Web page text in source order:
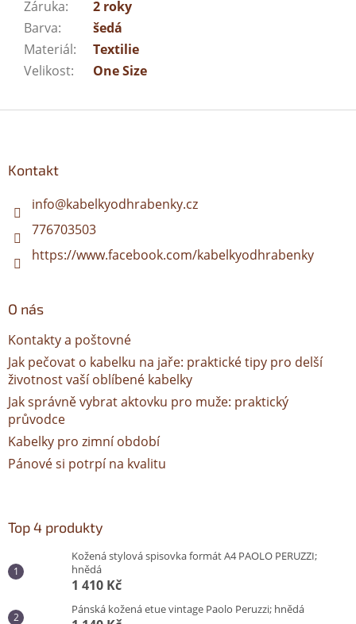
Záruka:
2 roky
Barva:
šedá
Materiál:
Textilie
Velikost: One Size
Kontakt
info@kabelkyodhrabenky.cz
776703503
https://www.facebook.com/kabelkyodhrabenky
O nás
Kontakty a poštovné
Jak pečovat o kabelku na jaře: praktické tipy pro delší
životnost vaší oblíbené kabelky
Jak správně vybrat aktovku pro muže: praktický
průvodce
Kabelky pro zimní období
Pánové si potrpí na kvalitu
Top 4 produkty
Kožená stylová spisovka formát A4 PAOLO PERUZZI;
hnědá
1 410 Kč
Pánská kožená etue vintage Paolo Peruzzi; hnědá